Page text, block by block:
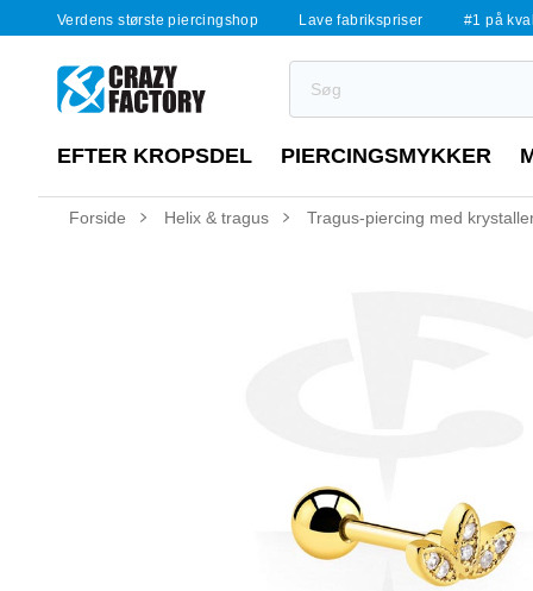
Verdens største piercingshop Lave fabrikspriser #1 på
EFTER KROPSDEL PIERCINGSMYKKER
Forside Helix & tragus Tragus-piercing med